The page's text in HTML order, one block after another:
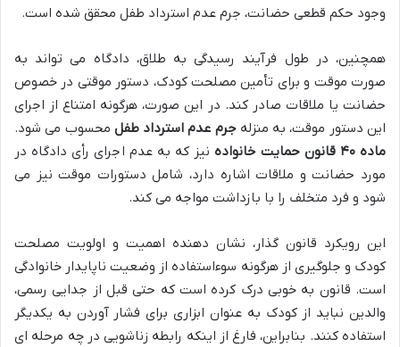
وجود حکم قطعی حضانت، جرم عدم استرداد طفل محقق شده است.
همچنین، در طول فرآیند رسیدگی به طلاق، دادگاه می تواند به
صورت موقت و برای تأمین مصلحت کودک، دستور موقتی در خصوص
حضانت یا ملاقات صادر کند. در این صورت، هرگونه امتناع از اجرای
این دستور موقت، به منزلهجرم عدم استرداد طفل محسوب می شود.
ماده ۴۰ قانون حمایت خانواده
نیز که به عدم اجرای رأی دادگاه در
مورد حضانت و ملاقات اشاره دارد، شامل دستورات موقت نیز می
شود و فرد متخلف را با بازداشت مواجه می کند.
این رویکرد قانون گذار، نشان دهنده اهمیت و اولویت مصلحت
کودک و جلوگیری از هرگونه سوءاستفاده از وضعیت ناپایدار خانوادگی
است. قانون به خوبی درک کرده است که حتی قبل از جدایی رسمی،
والدین نباید از کودک به عنوان ابزاری برای فشار آوردن به یکدیگر
استفاده کنند. بنابراین، فارغ از اینکه رابطه زناشویی در چه مرحله ای